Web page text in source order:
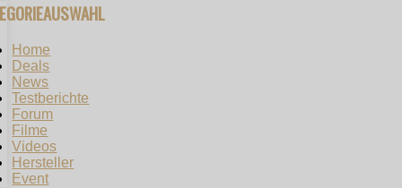
Home
Deals
News
Testberichte
Forum
Filme
Videos
Hersteller
Event